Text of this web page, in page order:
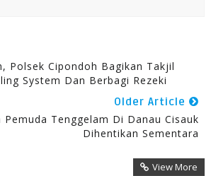
Polsek Cipondoh Bagikan Takjil
System Dan Berbagi Rezeki
Older Article
Pemuda Tenggelam Di Danau Cisauk
Dihentikan Sementara
View More